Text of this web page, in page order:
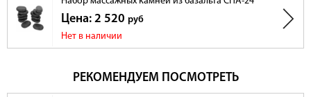
Цена: 2 520 руб
Нет в наличии
РЕКОМЕНДУЕМ ПОСМОТРЕТЬ